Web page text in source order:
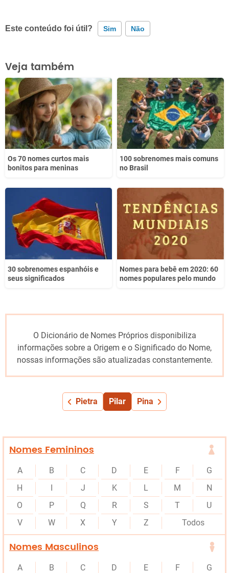
Este conteúdo foi útil? Sim Não
Este conteúdo contém informação incorreta
Este conteúdo não tem a informação que procuro
Outro
Veja também
Os 70 nomes curtos mais
bonitos para meninas
100 sobrenomes mais comuns
no Brasil
30 sobrenomes espanhóis e
seus significados
Nomes para bebê em 2020: 60
nomes populares pelo mundo
O Dicionário de Nomes Próprios disponibiliza
informações sobre a Origem e o Significado do Nome,
nossas informações são atualizadas constantemente.
Pietra Pilar Pina
Nomes Femininos
A B C D E F
G
H
I J K L M
N
O
P Q R S T
U
V
W X Y Z Todos
Nomes Masculinos
A B C D E F
G